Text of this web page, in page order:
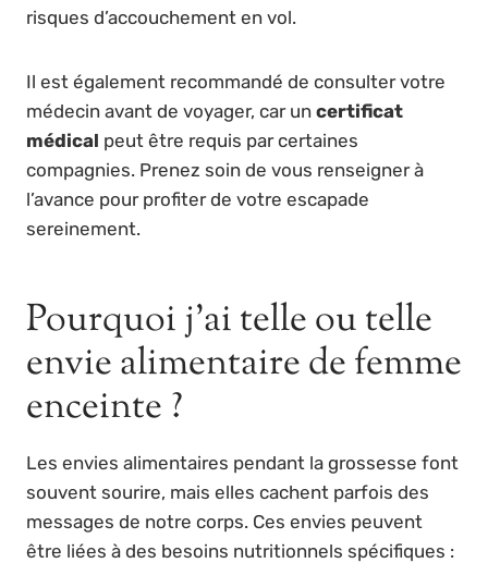
risques d’accouchement en vol.
Il est également recommandé de consulter votre
médecin avant de voyager, car un certificat
médical peut être requis par certaines
compagnies. Prenez soin de vous renseigner à
l’avance pour profiter de votre escapade
sereinement.
Pourquoi j’ai telle ou telle
envie alimentaire de femme
enceinte ?
Les envies alimentaires pendant la grossesse font
souvent sourire, mais elles cachent parfois des
messages de notre corps. Ces envies peuvent
être liées à des besoins nutritionnels spécifiques :